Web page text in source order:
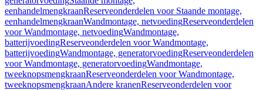
eenhandelmengkraanReserveonderdelen voor Staande montage,
eenhandelmengkraanWandmontage, netvoedingReserveonderdelen
voor Wandmontage, netvoedingWandmontage,
batterijvoedingReserveonderdelen voor Wandmontage,
batterijvoedingWandmontage, generatorvoedingReserveonderdelen
voor Wandmontage, generatorvoedingWandmontage,
tweeknopsmengkraanReserveonderdelen voor Wandmontage,
tweeknopsmengkraanAndere kranenReserveonderdelen voor